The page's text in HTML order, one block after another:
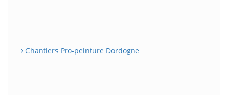
Chantiers Pro-peinture Dordogne